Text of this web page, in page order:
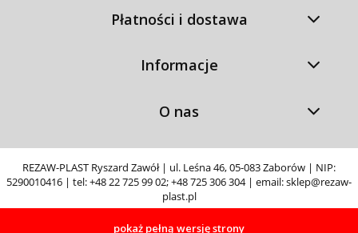
Płatności i dostawa
Informacje
O nas
REZAW-PLAST Ryszard Zawół | ul. Leśna 46, 05-083 Zaborów | NIP:
5290010416 | tel:+48 22 725 99 02;+48 725 306 304| email:sklep@rezaw-
plast.pl
pokaż pełną wersję strony